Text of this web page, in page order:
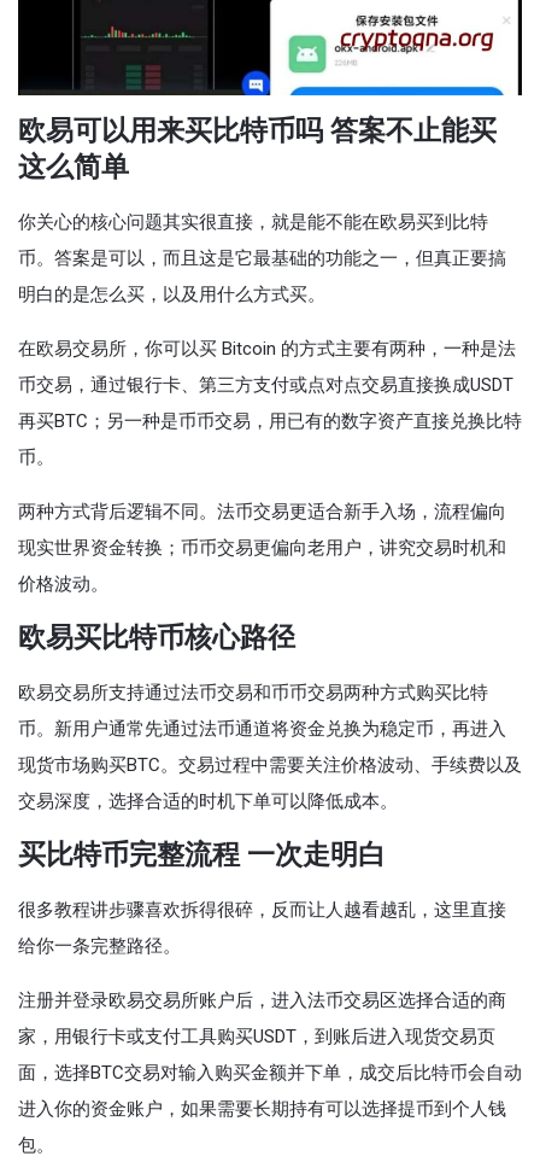
欧易可以用来买比特币吗 答案不止能买
这么简单
你关心的核心问题其实很直接，就是能不能在欧易买到比特
币。答案是可以，而且这是它最基础的功能之一，但真正要搞
明白的是怎么买，以及用什么方式买。
在欧易交易所，你可以买 Bitcoin 的方式主要有两种，一种是法
币交易，通过银行卡、第三方支付或点对点交易直接换成USDT
再买BTC；另一种是币币交易，用已有的数字资产直接兑换比特
币。
两种方式背后逻辑不同。法币交易更适合新手入场，流程偏向
现实世界资金转换；币币交易更偏向老用户，讲究交易时机和
价格波动。
欧易买比特币核心路径
欧易交易所支持通过法币交易和币币交易两种方式购买比特
币。新用户通常先通过法币通道将资金兑换为稳定币，再进入
现货市场购买BTC。交易过程中需要关注价格波动、手续费以及
交易深度，选择合适的时机下单可以降低成本。
买比特币完整流程 一次走明白
很多教程讲步骤喜欢拆得很碎，反而让人越看越乱，这里直接
给你一条完整路径。
注册并登录欧易交易所账户后，进入法币交易区选择合适的商
家，用银行卡或支付工具购买USDT，到账后进入现货交易页
面，选择BTC交易对输入购买金额并下单，成交后比特币会自动
进入你的资金账户，如果需要长期持有可以选择提币到个人钱
包。